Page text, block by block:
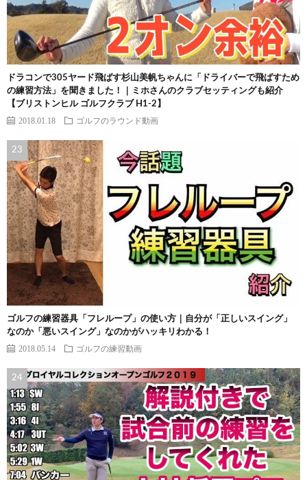
ドラコンで305ヤード飛ばす杉山美帆ちゃんに「ドライバーで飛ばすため
の練習方法」を聞きました！｜ミホさんのクラブセッティングも紹介
【ブリストンヒル ゴルフクラブ H1-2】
2018.01.18 ゴルフのラウンド動画
ゴルフの練習器具「フレループ」の使い方｜自分が「正しいスイング」
なのか「悪いスイング」なのかがハッキリわかる！
2018.05.14 ゴルフの練習動画